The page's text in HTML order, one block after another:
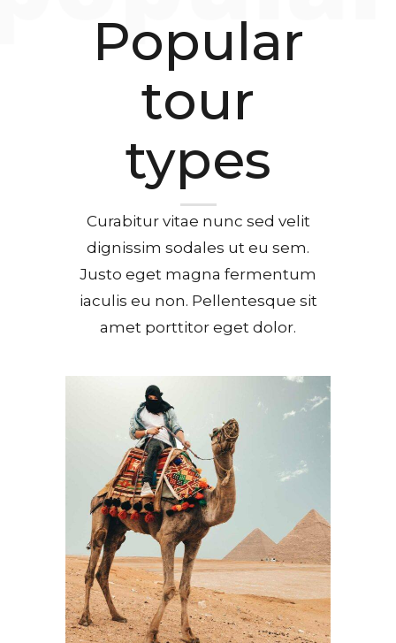
Popular
tour
types
Curabitur vitae nunc sed velit
dignissim sodales ut eu sem.
Justo eget magna fermentum
iaculis eu non. Pellentesque sit
amet porttitor eget dolor.